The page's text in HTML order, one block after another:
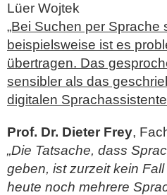
Lüer Wojtek
„Bei Suchen per
beispielsweise ist es
übertragen. Das
sensibler als das
digitalen
Prof. Dr. Dieter Frey,
„Die Tatsache, dass
geben, ist zurzeit kein
heute noch mehrere